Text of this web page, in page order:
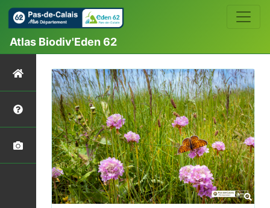
Atlas Biodiv'Eden 62